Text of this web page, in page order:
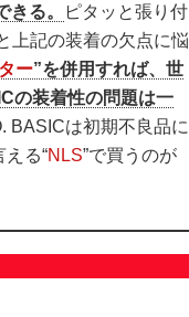
る。
ピタッと張り付
上記の装着の欠点に悩
ー”を併用すれば、世
の装着性の問題は一
BASICは初期不良品に
る“NLS”で買うのが